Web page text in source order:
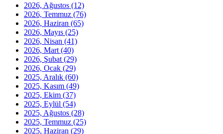
2026, Ağustos (12)
2026, Temmuz (76)
2026, Haziran (65)
2026, Mayıs (25)
2026, Nisan (41)
2026, Mart (40)
2026, Şubat (29)
2026, Ocak (29)
2025, Aralık (60)
2025, Kasım (49)
2025, Ekim (37)
2025, Eylül (54)
2025, Ağustos (28)
2025, Temmuz (25)
2025, Haziran (29)